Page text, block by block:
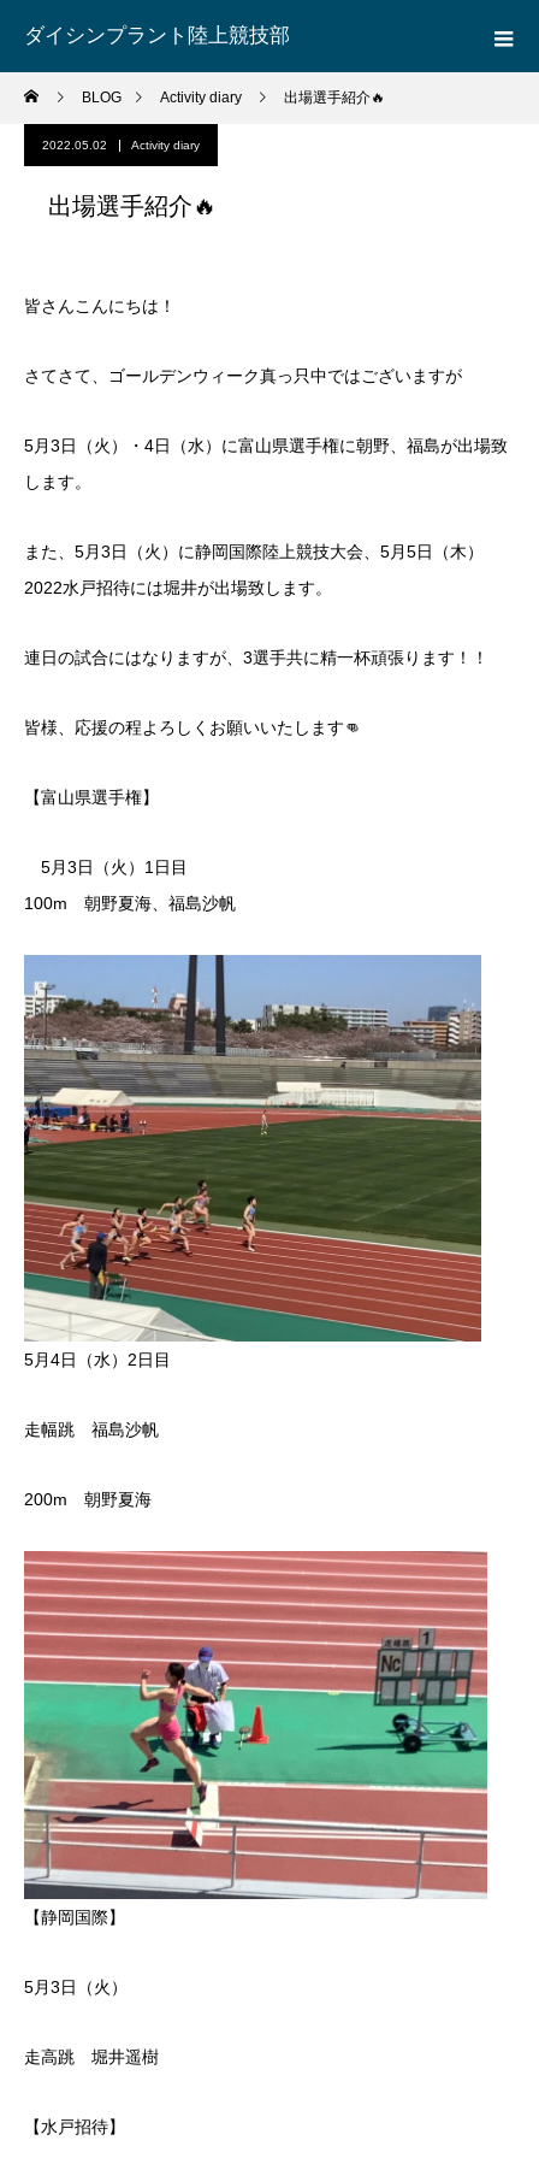
ダイシンプラント陸上競技部
BLOG Activity diary 出場選手紹介🔥
2022.05.02 Activity diary
出場選手紹介🔥
皆さんこんにちは！
さてさて、ゴールデンウィーク真っ只中ではございますが
5月3日（火）・4日（水）に富山県選手権に朝野、福島が出場致
します。
また、5月3日（火）に静岡国際陸上競技大会、5月5日（木）
2022水戸招待には堀井が出場致します。
連日の試合にはなりますが、3選手共に精一杯頑張ります！！
皆様、応援の程よろしくお願いいたします👊
【富山県選手権】
5月3日（火）1日目
100m 朝野夏海、福島沙帆
5月4日（水）2日目
走幅跳 福島沙帆
200m 朝野夏海
【静岡国際】
5月3日（火）
走高跳 堀井遥樹
【水戸招待】